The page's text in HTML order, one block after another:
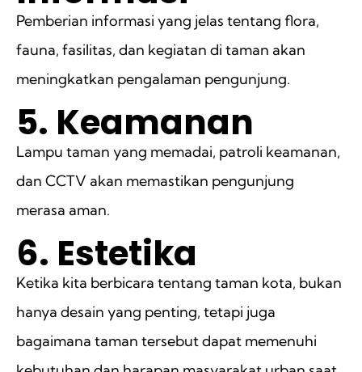
Pemberian informasi yang jelas tentang flora,
fauna, fasilitas, dan kegiatan di taman akan
meningkatkan pengalaman pengunjung.
5. Keamanan
Lampu taman yang memadai, patroli keamanan,
dan CCTV akan memastikan pengunjung
merasa aman.
6. Estetika
Ketika kita berbicara tentang taman kota, bukan
hanya desain yang penting, tetapi juga
bagaimana taman tersebut dapat memenuhi